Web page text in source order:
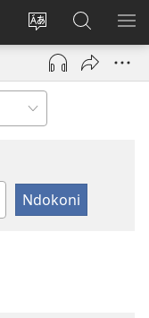
Cinjani
cilongero
ca
site
Fungulani
(opens
window)
mu
JW.ORG